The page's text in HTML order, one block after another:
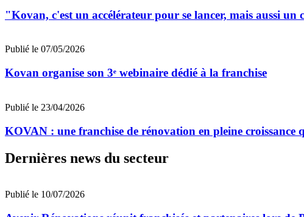
"Kovan, c'est un accélérateur pour se lancer, mais aussi
Publié le 07/05/2026
Kovan organise son 3ᵉ webinaire dédié à la franchise
Publié le 23/04/2026
KOVAN : une franchise de rénovation en pleine croissance
Dernières news du secteur
Publié le 10/07/2026